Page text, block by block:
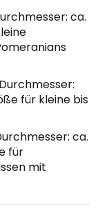
ca.
für kleine bis
ca.
für
mit